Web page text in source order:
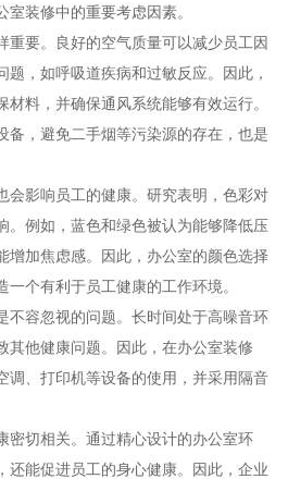
装修中的重要考虑因素。
重要。良好的空气质量可以减少员工因
，如呼吸道疾病和过敏反应。因此，
料，并确保通风系统能够有效运行。
备，避免二手烟等污染源的存在，也是
会影响员工的健康。研究表明，色彩对
。例如，蓝色和绿色被认为能够降低压
增加焦虑感。因此，办公室的颜色选择
个有利于员工健康的工作环境。
不容忽视的问题。长时间处于高噪音环
其他健康问题。因此，在办公室装修
调、打印机等设备的使用，并采用隔音
密切相关。通过精心设计的办公室环
还能促进员工的身心健康。因此，企业